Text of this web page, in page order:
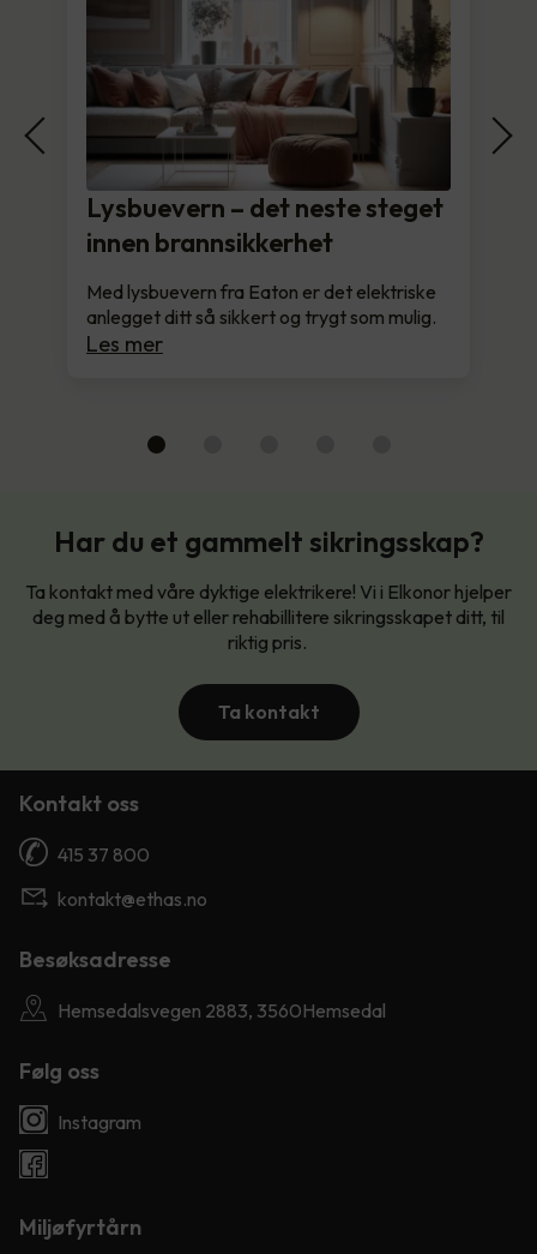
Lysbuevern – det neste steget
innen brannsikkerhet
Med lysbuevern fra Eaton er det elektriske
anlegget ditt så sikkert og trygt som mulig.
Les mer
Har du et gammelt sikringsskap?
Ta kontakt med våre dyktige elektrikere! Vi i Elkonor hjelper
deg med å bytte ut eller rehabillitere sikringsskapet ditt, til
riktig pris.
Ta kontakt
Kontakt oss
415 37 800
kontakt@ethas.no
Besøksadresse
Hemsedalsvegen 2883, 3560Hemsedal
Følg oss
Instagram
Miljøfyrtårn